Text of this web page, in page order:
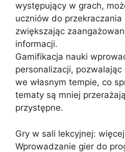
występujący w grach,
uczniów do przekraczania
zwiększając
informacji.
Gamifikacja nauki
personalizacji,
we własnym tempie, co
tematy są mniej
przystępne.
Gry w sali lekcyjnej:
Wprowadzanie gier do